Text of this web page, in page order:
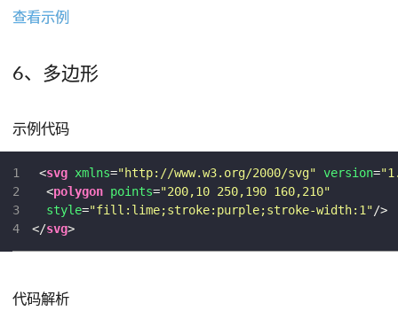
查看示例
6、多边形
示例代码
1
2
3
4
<svg xmlns="http://www.w3.org/2000/svg" version=
<polygon points="200,10 250,190 160,210"
style="fill:lime;stroke:purple;stroke-width:1"/>
</svg>
代码解析